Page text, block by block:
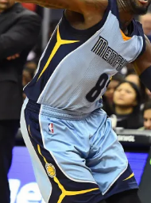
Curling
Dostihy
Florbal
Futsal
Golf
Gymnastika